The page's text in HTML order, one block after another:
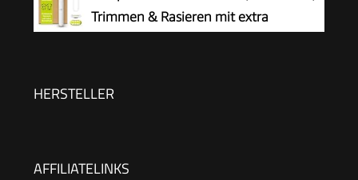
im Intimbereich, 100% duschfest, 100 Min.
Laufzeit, Modell BG5485/30
Trimmen & Rasieren mit extra
rasieren, Modell QP1924/30
HERSTELLER
AFFILIATELINKS